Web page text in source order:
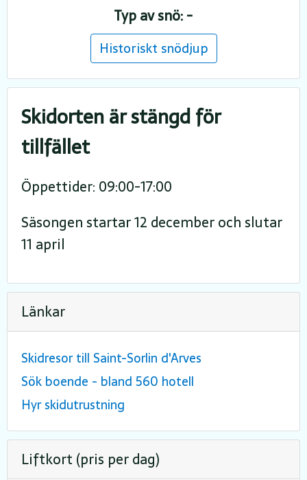
Typ av snö: -
Historiskt snödjup
Skidorten är stängd för
tillfället
Öppettider: 09:00-17:00
Säsongen startar 12 december och slutar
11 april
Länkar
Skidresor till Saint-Sorlin d'Arves
Sök boende - bland 560 hotell
Hyr skidutrustning
Liftkort (pris per dag)